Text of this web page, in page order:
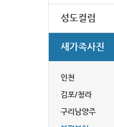
성도컬럼
새가족사진
인천
김포/청라
구리남양주